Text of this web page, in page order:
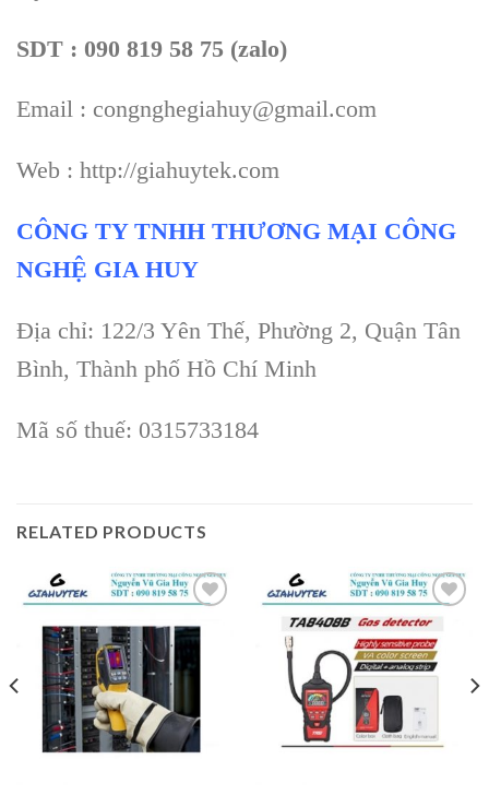
SDT : 090 819 58 75 (zalo)
Email : congnghegiahuy@gmail.com
Web : http://giahuytek.com
CÔNG TY TNHH THƯƠNG MẠI CÔNG
NGHỆ GIA HUY
Địa chỉ: 122/3 Yên Thế, Phường 2, Quận Tân
Bình, Thành phố Hồ Chí Minh
Mã số thuế: 0315733184
RELATED PRODUCTS
Add to
wishlist
Add to
wishlist